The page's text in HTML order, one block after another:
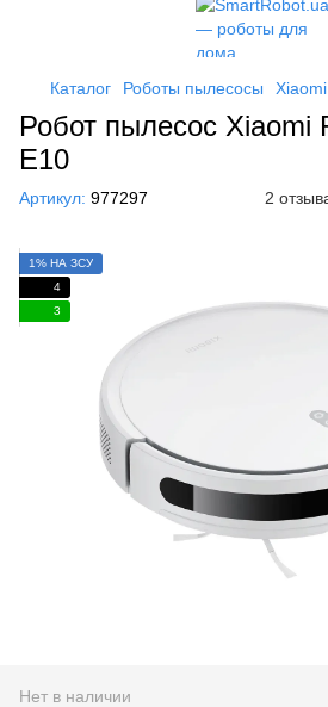
Каталог Роботы пылесосы Xiaomi
Робот пылесос Xiaomi
E10
Артикул: 977297 2
1% НА ЗСУ
4
3
Нет в наличии